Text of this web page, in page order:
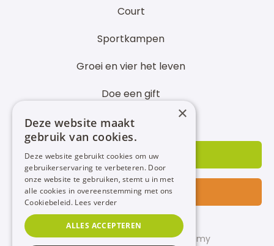
Court
Sportkampen
Groei en vier het leven
Doe een gift
Partner worden
INSCHRIJVEN
CONTACT
© 2022 - PIT STOP Sport Academy
×
Deze website maakt
gebruik van cookies.
Deze website gebruikt cookies om uw
gebruikerservaring te verbeteren. Door
onze website te gebruiken, stemt u in met
alle cookies in overeenstemming met ons
Cookiebeleid. Lees verder
ALLES ACCEPTEREN